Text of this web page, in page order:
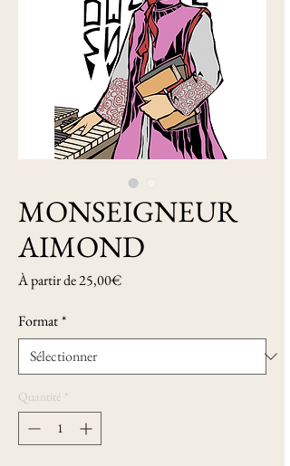
MONSEIGNEUR
AIMOND
À partir de25,00€Prix
Format*
Quantité *